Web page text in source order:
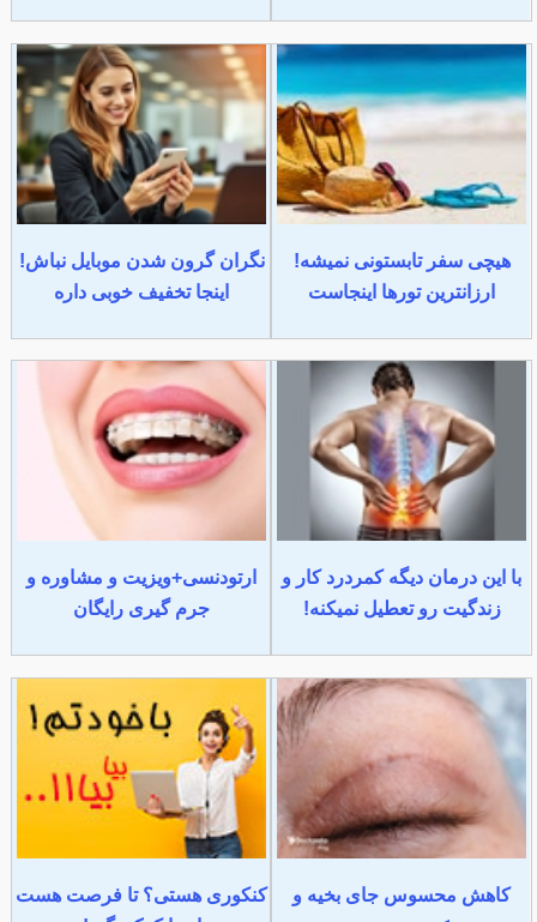
هیچی سفر تابستونی نمیشه!
ارزانترین تورها اینجاست
نگران گرون شدن موبایل نباش!
اینجا تخفیف خوبی داره
با این درمان دیگه کمردرد کار و
زندگیت رو تعطیل نمیکنه!
ارتودنسی+ویزیت و مشاوره و
جرم گیری رایگان
کاهش محسوس جای بخیه و
کنکوری هستی؟ تا فرصت هست